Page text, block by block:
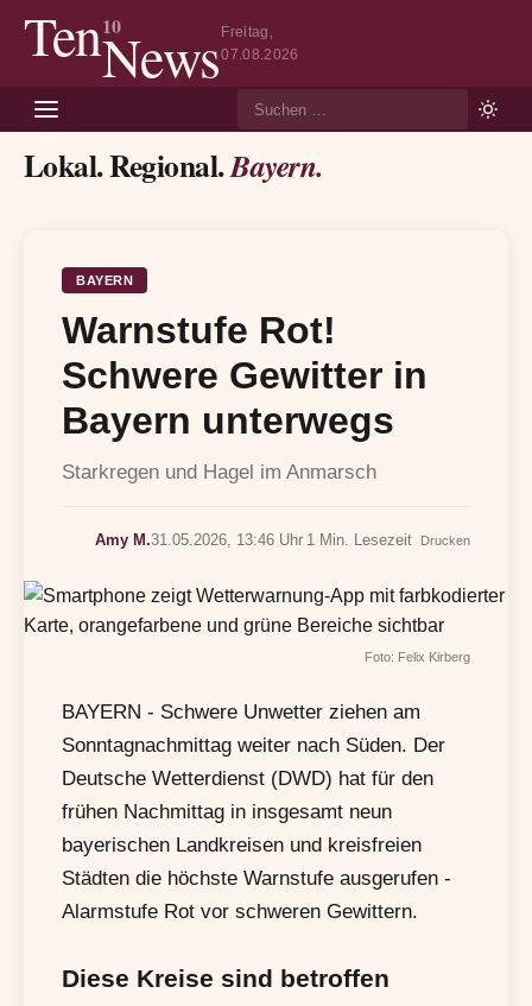
Ten10
NewsFreitag,
07.08.2026
Lokal. Regional.Bayern.
BAYERN
Warnstufe Rot!
Schwere Gewitter in
Bayern unterwegs
Starkregen und Hagel im Anmarsch
Amy M.31.05.2026, 13:46 Uhr 1 Min. Lesezeit Drucken
Foto: Felix Kirberg
BAYERN - Schwere Unwetter ziehen am
Sonntagnachmittag weiter nach Süden. Der
Deutsche Wetterdienst (DWD) hat für den
frühen Nachmittag in insgesamt neun
bayerischen Landkreisen und kreisfreien
Städten die höchste Warnstufe ausgerufen -
Alarmstufe Rot vor schweren Gewittern.
Diese Kreise sind betroffen